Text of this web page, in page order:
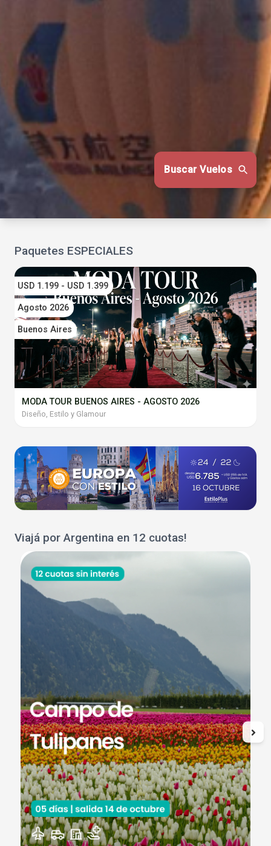
Buscar Vuelos
Paquetes ESPECIALES
USD 1.199 - USD 1.399
Agosto 2026
Buenos Aires
MODA TOUR BUENOS AIRES - AGOSTO 2026
Diseño, Estilo y Glamour
Viajá por Argentina en 12 cuotas!